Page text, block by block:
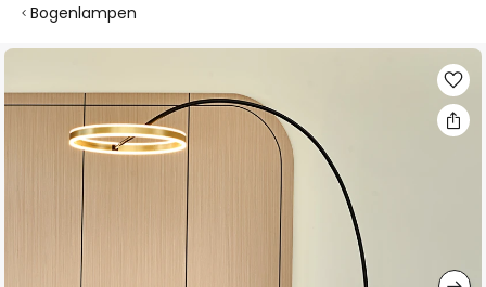
Bogenlampen
Zum
Ende
der
Bildgalerie